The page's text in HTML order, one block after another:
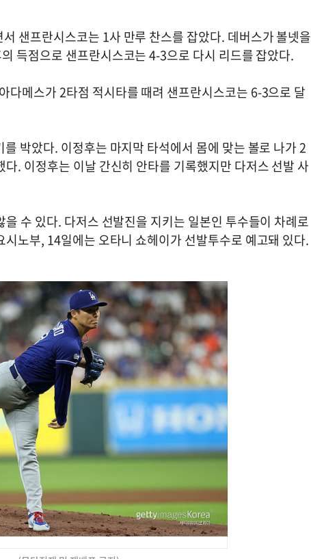
샌프란시스코는 1사 만루 찬스를 잡았다. 데버스가 볼넷을
득점으로 샌프란시스코는 4-3으로 다시 리드를 잡았다.
다메스가 2타점 적시타를 때려 샌프란시스코는 6-3으로 달
박았다. 이정후는 마지막 타석에서 몸에 맞는 볼로 나가 2
. 이정후는 이날 간신히 안타를 기록했지만 다저스 선발 사
수 있다. 다저스 선발진을 지키는 일본인 투수들이 차례로
노부, 14일에는 오타니 쇼헤이가 선발투수로 예고돼 있다.